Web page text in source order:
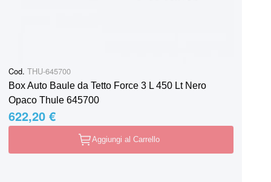
Cod. THU-645700
Box Auto Baule da Tetto Force 3 L 450 Lt Nero
Opaco Thule 645700
622,20 €
Aggiungi al Carrello